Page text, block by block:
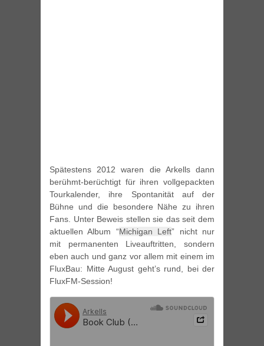
Spätestens 2012 waren die Arkells dann
berühmt-berüchtigt für ihren vollgepackten
Tourkalender, ihre Spontanität auf der
Bühne und die besondere Nähe zu ihren
Fans. Unter Beweis stellen sie das seit dem
aktuellen Album “Michigan Left” nicht nur
mit permanenten Liveauftritten, sondern
eben auch und ganz vor allem mit einem im
FluxBau: Mitte August geht’s rund, bei der
FluxFM-Session!